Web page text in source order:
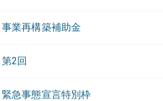
事業再構築補助金
第2回
緊急事態宣言特別枠